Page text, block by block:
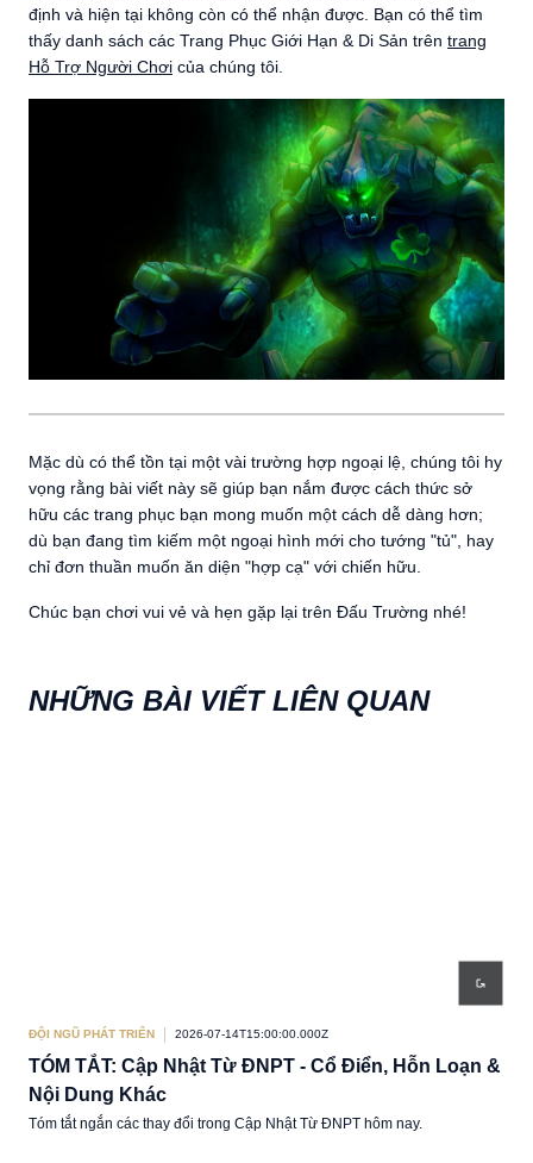
định và hiện tại không còn có thể nhận được. Bạn có thể tìm
thấy danh sách các Trang Phục Giới Hạn & Di Sản trên trang
Hỗ Trợ Người Chơi của chúng tôi.
Mặc dù có thể tồn tại một vài trường hợp ngoại lệ, chúng tôi hy
vọng rằng bài viết này sẽ giúp bạn nắm được cách thức sở
hữu các trang phục bạn mong muốn một cách dễ dàng hơn;
dù bạn đang tìm kiếm một ngoại hình mới cho tướng "tủ", hay
chỉ đơn thuần muốn ăn diện "hợp cạ" với chiến hữu.
Chúc bạn chơi vui vẻ và hẹn gặp lại trên Đấu Trường nhé!
NHỮNG BÀI VIẾT LIÊN QUAN
ĐỘI NGŨ PHÁT TRIỂN 2026-07-14T15:00:00.000Z
TÓM TẮT: Cập Nhật Từ ĐNPT - Cổ Điển, Hỗn Loạn &
Nội Dung Khác
Tóm tắt ngắn các thay đổi trong Cập Nhật Từ ĐNPT hôm nay.